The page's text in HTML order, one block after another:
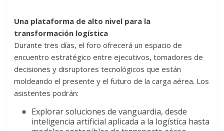
Una plataforma de alto nivel para la
transformación logística
Durante tres días, el foro ofrecerá un espacio de
encuentro estratégico entre ejecutivos, tomadores de
decisiones y disruptores tecnológicos que están
moldeando el presente y el futuro de la carga aérea. Los
asistentes podrán:
Explorar soluciones de vanguardia, desde
inteligencia artificial aplicada a la logística hasta